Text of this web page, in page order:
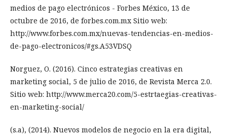
medios de pago electrónicos - Forbes México, 13 de
octubre de 2016, de forbes.com.mx Sitio web:
http://www.forbes.com.mx/nuevas-tendencias-en-medios-
de-pago-electronicos/#gs.A53VDSQ
Norguez, O. (2016). Cinco estrategias creativas en
marketing social, 5 de julio de 2016, de Revista Merca 2.0.
Sitio web: http://www.merca20.com/5-estrtaegias-creativas-
en-marketing-social/
(s.a), (2014). Nuevos modelos de negocio en la era digital,